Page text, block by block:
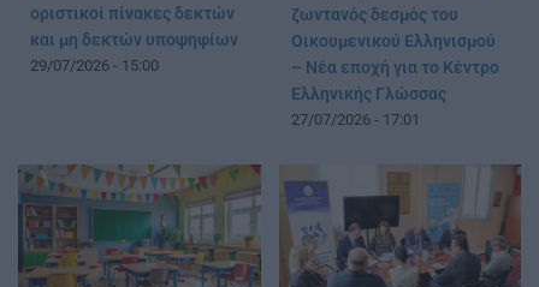
οριστικοί πίνακες δεκτών
και μη δεκτών υποψηφίων
29/07/2026 - 15:00
ζωντανός δεσμός του
Οικουμενικού Ελληνισμού
– Νέα εποχή για το Κέντρο
Ελληνικής Γλώσσας
27/07/2026 - 17:01